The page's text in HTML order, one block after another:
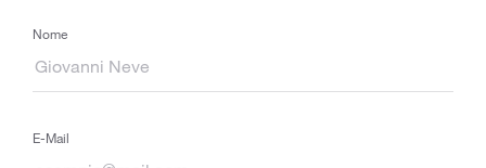
Nome
E-Mail